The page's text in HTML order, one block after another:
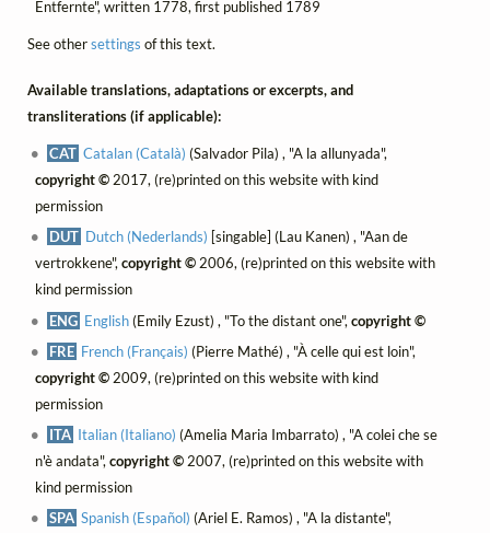
Entfernte", written 1778, first published 1789
See othersettings of this text.
Available translations, adaptations or excerpts, and
transliterations (if applicable):
CAT Catalan (Català) (Salvador Pila) , "A la allunyada",
copyright ©2017, (re)printed on this website with kind
permission
DUT Dutch (Nederlands) [singable] (Lau Kanen) , "Aan de
vertrokkene",copyright ©2006, (re)printed on this website with
kind permission
ENG English(Emily Ezust) , "To the distant one",copyright ©
FRE French (Français) (Pierre Mathé) , "À celle qui est loin",
copyright ©2009, (re)printed on this website with kind
permission
ITA Italian (Italiano) (Amelia Maria Imbarrato) , "A colei che se
n'è andata", copyright ©2007, (re)printed on this website with
kind permission
SPA Spanish (Español) (Ariel E. Ramos) , "A la distante",